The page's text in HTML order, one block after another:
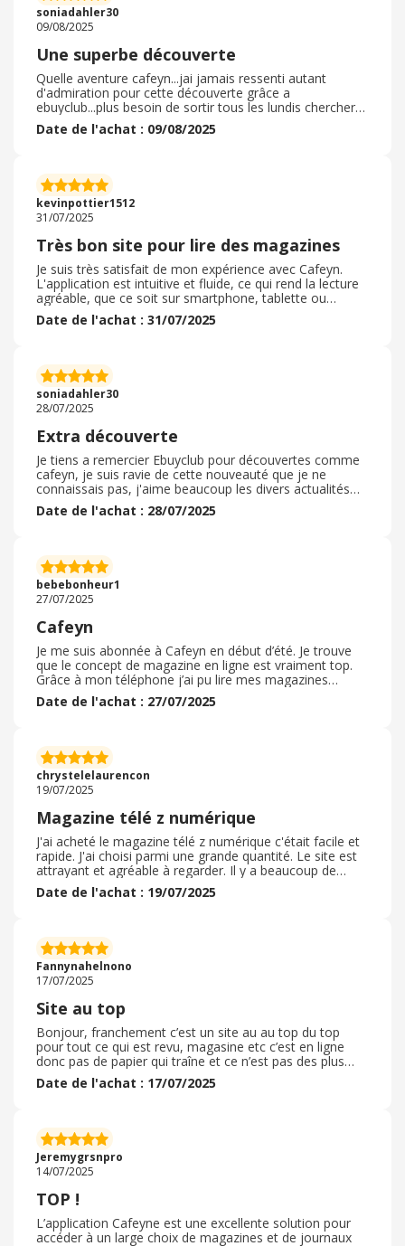
essayez
soniadahler30
09/08/2025
Une superbe découverte
Quelle aventure cafeyn...jai jamais ressenti autant
d'admiration pour cette découverte grâce a
ebuyclub...plus besoin de sortir tous les lundis chercher
son livre de la semaine...cest vraiment plaisant...et
agréable chaque matin...j'aime retrouver ce plaisir
detre connu...et detre notez 5 / 5 une bombe ! Vraiment
je recommande plus plus...tellement cest la facilité ! Une
nouvelle vision ! A découvrir
Date de l'achat : 09/08/2025
kevinpottier1512
31/07/2025
Très bon site pour lire des magazines
Je suis très satisfait de mon expérience avec Cafeyn.
L'application est intuitive et fluide, ce qui rend la lecture
agréable, que ce soit sur smartphone, tablette ou
ordinateur. Le catalogue est vraiment impressionnant :
on y trouve des journaux, magazines, quotidiens
rester informé sans avoir à multiplier les abonnements.
Le mode de lecture est confortable, avec possibilité de
zoom et d’enregistrement d’articles. En plus, l’offre est
souvent incluse avec certains forfaits mobiles, ce qui est
un vrai plus. Un excellent rapport qualité/prix pour les
amateurs de presse !
Date de l'achat : 31/07/2025
soniadahler30
28/07/2025
Extra découverte
Je tiens a remercier Ebuyclub pour découvertes comme
cafeyn, je suis ravie de cette nouveauté que je ne
connaissais pas, j'aime beaucoup les divers actualités
proposés j'aime ce principe de lire en ligne de savourer
ses petits moments a soi et tout ça grâce a ebuyclub qui
site qui nous fait économiser et en plus en alertes de
nouveautés directement. . vraiment merci a ce site extra
...merci pour ces offres
Date de l'achat : 28/07/2025
bebebonheur1
27/07/2025
Cafeyn
Je me suis abonnée à Cafeyn en début d’été. Je trouve
que le concept de magazine en ligne est vraiment top.
Grâce à mon téléphone j’ai pu lire mes magazines
préférés sur la plage sans avoir à porter et m’encombrer
avec plein de magazines papiers. L’abonnement a été
a un vrai large choix de magazines sur tous les thèmes.
Et on retrouve nos favoris que l’on voit habituellement
en librairie. Je recommande à 100 pour cent
Date de l'achat : 27/07/2025
chrystelelaurencon
19/07/2025
Magazine télé z numérique
J'ai acheté le magazine télé z numérique c'était facile et
rapide. J'ai choisi parmi une grande quantité. Le site est
attrayant et agréable à regarder. Il y a beaucoup de
sujets qui sont abordés. C'est sur que je vais y retourner
et essayer autre chose. Cela m'a été conseillé par une
sont tout à fait corrects. J'aimerais prendre la prochaine
fois des magazine de politique ou actualités
Date de l'achat : 19/07/2025
Fannynahelnono
17/07/2025
Site au top
Bonjour, franchement c’est un site au au top du top
pour tout ce qui est revu, magasine etc c’est en ligne
donc pas de papier qui traîne et ce n’est pas des plus
chère. Je vous le recommande à 100%. Vous ne serez
pas déçu de la qualité et du service proposer. Aller y les
attendez quoi pour foncer ? Aller y franchement c’est de
la bombe atomique. Je recommande commander
bientôt sûrement dans les prochaine semaine.
Date de l'achat : 17/07/2025
Jeremygrsnpro
14/07/2025
TOP !
L’application Cafeyne est une excellente solution pour
accéder à un large choix de magazines et de journaux